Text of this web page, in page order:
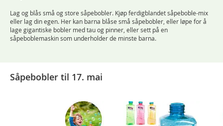
Lag og blås små og store såpebobler. Kjøp ferdigblandet såpeboble-mix
eller lag din egen. Her kan barna blåse små såpebobler, eller løpe for å
lage gigantiske bobler med tau og pinner, eller sett på en
såpeboblemaskin som underholder de minste barna.
Såpebobler til 17. mai